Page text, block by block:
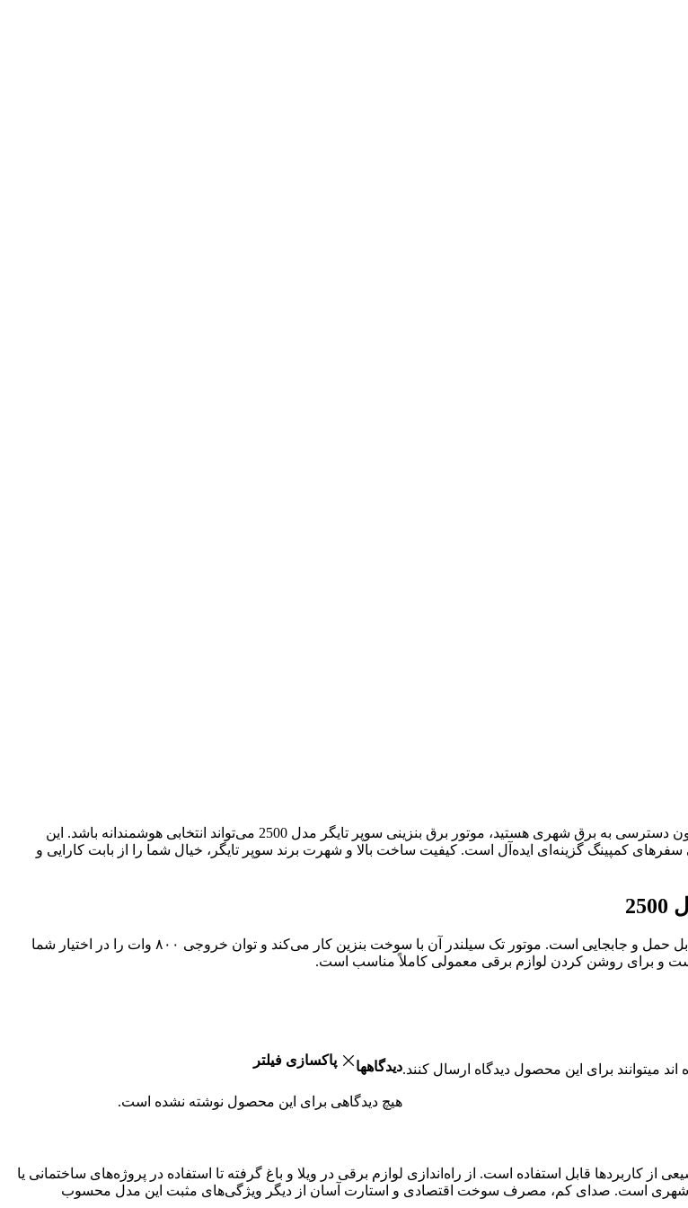
اگر به دنبال یک راهکار مطمئن برای تامین برق در موقعیت‌های اضطراری یا مکان‌هایی بدون دسترسی به برق شهری هستید، موتور برق بنزینی سوپر تایگر مدل 2500 می‌تواند انتخابی هوشمندانه باشد. این
کمپینگ گزینه‌ای ایده‌آل است. کیفیت ساخت بالا و شهرت برند سوپر تایگر، خیال شما را از بابت کارایی و
این موتور برق با وزن سبک ۱۶ کیلوگرم و ابعاد مناسب ۳۹x۳۱x۳۲ سانتی‌متر، به راحتی قابل حمل و جابجایی است. موتور تک سیلندر آن با سوخت بنزین کار می‌کند و توان خروجی ۸۰۰ وات را در اختیار شما
بهینه، برای طیف وسیعی از کاربردها قابل استفاده است. از راه‌اندازی لوازم برقی در ویلا و باغ گرفته تا استفاده در پروژه‌های ساختمانی یا
شهری است. صدای کم، مصرف سوخت اقتصادی و استارت آسان از دیگر ویژگی‌های مثبت این مدل محسوب
دیدگاهها پاکسازی فیلتر
هیچ دیدگاهی برای این محصول نوشته نشده است.
میتوانند برای این محصول دیدگاه ارسال کنند.